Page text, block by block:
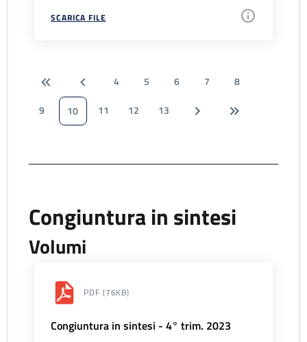
SCARICA FILE
4 5 6 7
8
9
10 11 12 13
Congiuntura in sintesi
Volumi
PDF (76KB)
Congiuntura in sintesi - 4° trim. 2023